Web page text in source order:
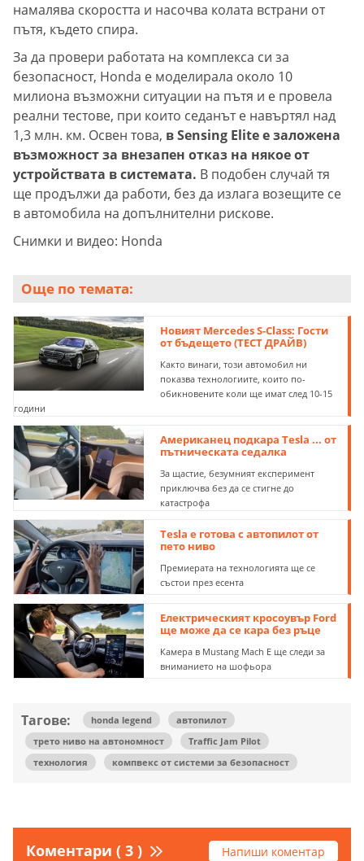
намалява скоростта и насочва колата встрани от
пътя, където спира.
За да провери работата на комплекса си за
безопасност, Honda е моделирала около 10
милиона възможни ситуации на пътя и е провела
реални тестове, при които седанът е навъртял над
1,3 млн. км. Освен това, в Sensing Elite е заложена
възможност за внезапен отказ на някое от
устройствата в системата. В подобен случай тя
ще продължи да работи, без да излага возещите се
в автомобила на допълнителни рискове.
Снимки и видео: Honda
Още по темата:
Новият Mercedes S-Class: Гости
от бъдещето (ТЕСТ ДРАЙВ)
Както винаги, този автомобил ни
показва технологиите, които по-
обикновените коли ще имат след 10-15
години
Американец подкара Tesla ... от
пътническата седалка
За щастие, безумният експеримент
приключва без да се стигне до
катастрофа
Tesla е готова с автопилот от
пето ниво
Премиерата на технологията ще се
състои през есента
Електрическият кросоувър Ford
ще може да се кара без ръце
Камера в Mustang Mach E ще следи за
вниманието на шофьора
Тагове: honda legend
автопилот
трето ниво на автономност
Traffic Jam Pilot
технология
компвекс от системи за безопасност
Коментари ( 3 ) Напиши коментар